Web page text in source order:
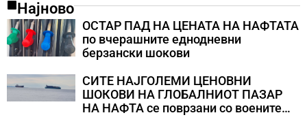
Најново
ОСТАР ПАД НА ЦЕНАТА НА НАФТАТА
по вчерашните еднодневни
берзански шокови
СИТЕ НАЈГОЛЕМИ ЦЕНОВНИ
ШОКОВИ НА ГЛОБАЛНИОТ ПАЗАР
НА НАФТА се поврзани со воените